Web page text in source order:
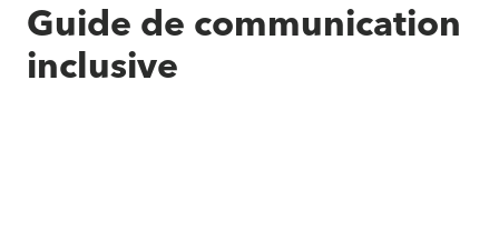
Guide de communication
inclusive